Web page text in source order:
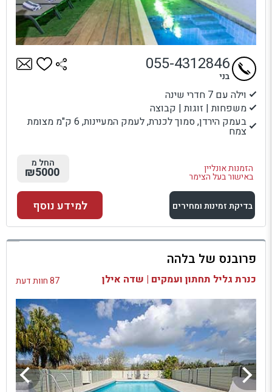
וילה עם 7 חדרי שינה
משפחות | זוגות | קבוצה
בעמק הירדן, סמוך לכנרת, לעמק המעיינות, 6 ק"מ מצומת
צמח
הזמנות אונליין
באישור בעל הצימר
055-4312846
בני
החל מ
₪5000
בדיקת זמינות ומחירים
למתחם זה
בדיקת זמינות ומחירים
למידע נוסף
פרובנס של בלהה
כנרת גליל תחתון ועמקים | שדה אילן 87 חוות דעת